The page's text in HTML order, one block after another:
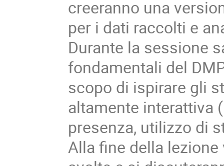
creeranno una
per i dati raccolti e
Durante la sessione
fondamentali del
scopo di ispirare gli
altamente interattiva
presenza, utilizzo di
Alla fine della